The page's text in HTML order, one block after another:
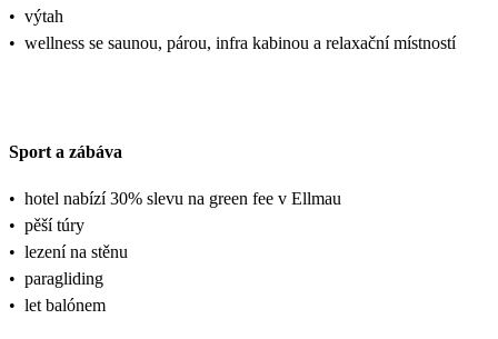
• výtah
• wellness se saunou, párou, infra kabinou a relaxační místností
Sport a zábáva
• hotel nabízí 30% slevu na green fee v Ellmau
• pěší túry
• lezení na stěnu
• paragliding
• let balónem